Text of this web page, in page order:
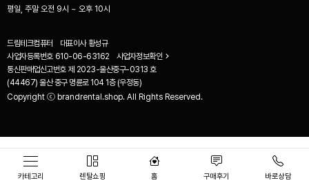
평일, 주말 오전 9시 ~ 오후 10시
드림테크컴퓨터 대표이사 황성규
사업자등록번호 610-06-63162
사업자정보확인
통신판매업신고번호 제 2023-울산중구-0313 호
(44467) 울산 중구 명륜로 104 1층 (우정동)
Copyright ⓒ brandrental.shop. All Rights Reserved.
카테고리 렌탈쇼핑 홈 구매후기 바로상담